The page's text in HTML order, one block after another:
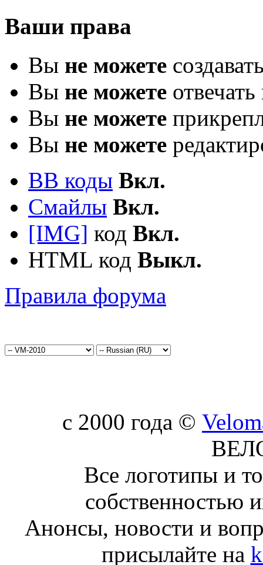
Ваши права
Вы не можете
Вы не можете
Вы не можете
Вы не можете
BB коды Вкл.
Смайлы Вкл.
[IMG] код Вкл.
HTML код Выкл.
Правила форума
c 2000 года ©
Все логотипы и
собственностью
Анонсы, новости и
присылайте на